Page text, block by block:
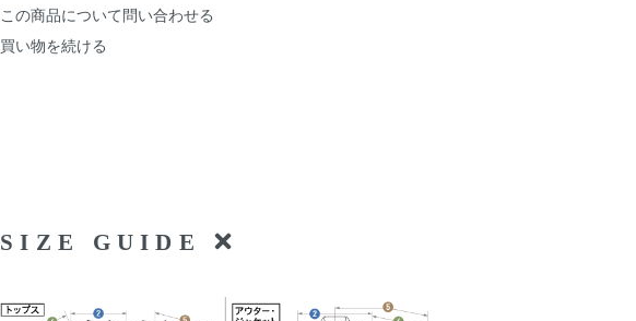
この商品について問い合わせる
買い物を続ける
SIZE GUIDE